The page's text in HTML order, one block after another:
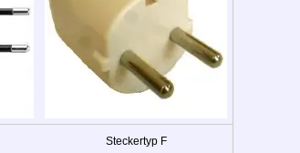
Steckertyp F